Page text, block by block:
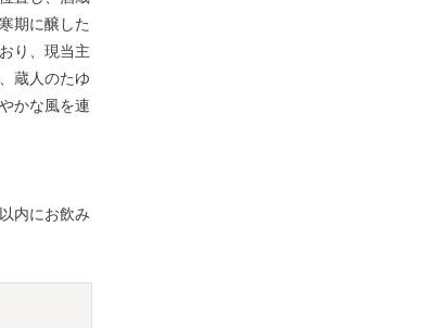
期に醸した
り、現当主
蔵人のたゆ
かな風を連
内にお飲み